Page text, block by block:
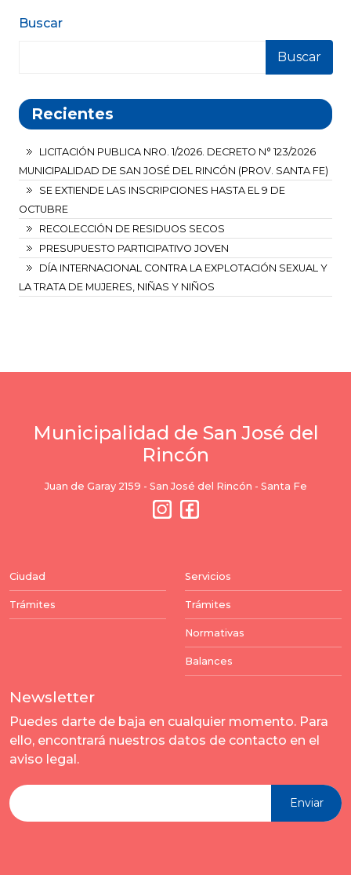
Buscar
Buscar
Recientes
LICITACIÓN PUBLICA NRO. 1/2026. DECRETO N° 123/2026
MUNICIPALIDAD DE SAN JOSÉ DEL RINCÓN (PROV. SANTA FE)
SE EXTIENDE LAS INSCRIPCIONES HASTA EL 9 DE
OCTUBRE
RECOLECCIÓN DE RESIDUOS SECOS
PRESUPUESTO PARTICIPATIVO JOVEN
DÍA INTERNACIONAL CONTRA LA EXPLOTACIÓN SEXUAL Y
LA TRATA DE MUJERES, NIÑAS Y NIÑOS
Municipalidad de San José del
Rincón
Juan de Garay 2159 - San José del Rincón - Santa Fe
Ciudad
Trámites
Servicios
Trámites
Normativas
Balances
Newsletter
Puedes darte de baja en cualquier momento. Para
ello, encontrará nuestros datos de contacto en el
aviso legal.
Enviar